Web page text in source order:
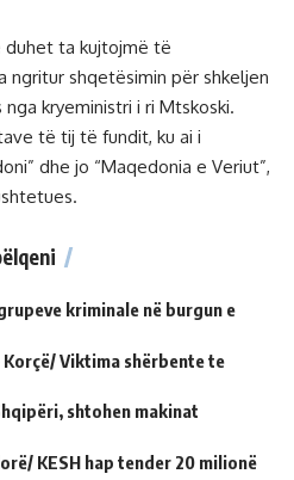
duhet ta kujtojmë të
ngritur shqetësimin për shkeljen
kryeministri i ri Mtskoski.
të tij të fundit, ku ai i
dhe jo “Maqedonia e Veriut”,
kriminale në burgun e
Viktima shërbente te
shtohen makinat
KESH hap tender 20 milionë